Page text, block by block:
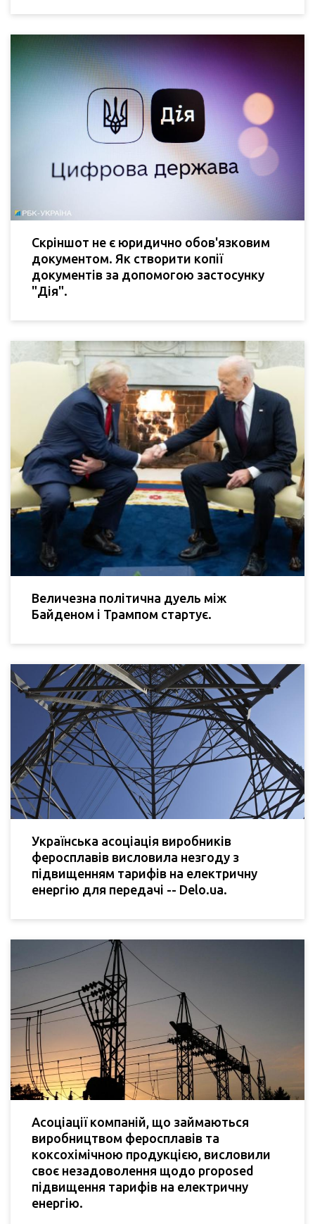
Скріншот не є юридично обов'язковим
документом. Як створити копії
документів за допомогою застосунку
"Дія".
Величезна політична дуель між
Байденом і Трампом стартує.
Українська асоціація виробників
феросплавів висловила незгоду з
підвищенням тарифів на електричну
енергію для передачі -- Delo.ua.
Асоціації компаній, що займаються
виробництвом феросплавів та
коксохімічною продукцією, висловили
своє незадоволення щодо proposed
підвищення тарифів на електричну
енергію.